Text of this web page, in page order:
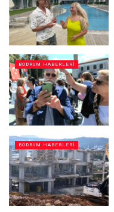
BODRUM HABERLERI
BODRUM HABERLERI